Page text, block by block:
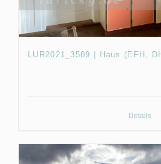
LUR2021_3509 | Haus (EFH,
Details